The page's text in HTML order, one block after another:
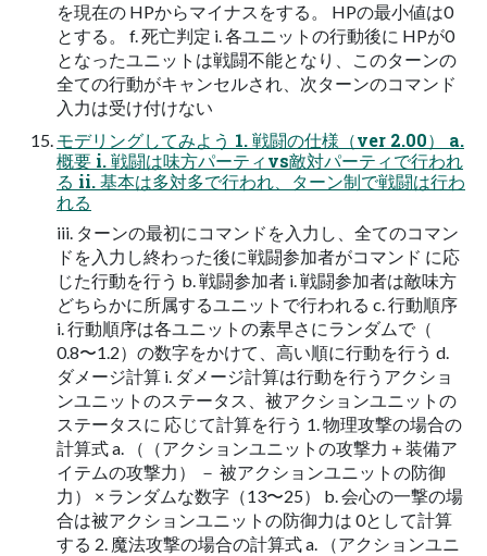
を現在の HPからマイナスをする。 HPの最小値は0
とする。 f. 死亡判定 i. 各ユニットの行動後に HPが0
となったユニットは戦闘不能となり、このターンの
全ての行動がキャンセルされ、次ターンのコマンド
入力は受け付けない
モデリングしてみよう 1. 戦闘の仕様（ver 2.00） a.
概要 i. 戦闘は味方パーティvs敵対パーティで行われ
る ii. 基本は多対多で行われ、ターン制で戦闘は行わ
れる
iii. ターンの最初にコマンドを入力し、全てのコマン
ドを入力し終わった後に戦闘参加者がコマンド に応
じた行動を行う b. 戦闘参加者 i. 戦闘参加者は敵味方
どちらかに所属するユニットで行われる c. 行動順序
i. 行動順序は各ユニットの素早さにランダムで（
0.8〜1.2）の数字をかけて、高い順に行動を行う d.
ダメージ計算 i. ダメージ計算は行動を行うアクショ
ンユニットのステータス、被アクションユニットの
ステータスに 応じて計算を行う 1. 物理攻撃の場合の
計算式 a. （（アクションユニットの攻撃力＋装備ア
イテムの攻撃力） － 被アクションユニットの防御
力） × ランダムな数字（13〜25） b. 会心の一撃の場
合は被アクションユニットの防御力は 0として計算
する 2. 魔法攻撃の場合の計算式 a. （アクションユニ